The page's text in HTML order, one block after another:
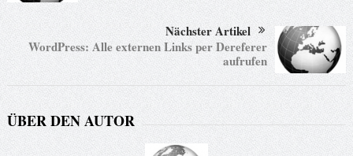
Nächster Artikel
WordPress: Alle externen Links per Dereferer
aufrufen
ÜBER DEN AUTOR